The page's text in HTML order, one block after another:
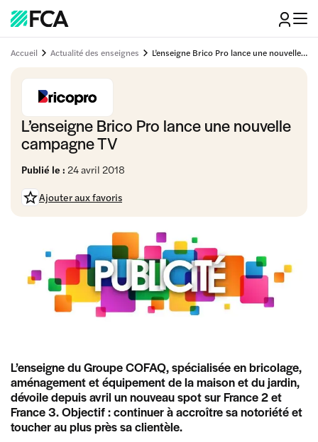
Accueil Actualité des enseignes L’enseigne Brico Pro lance une nouvelle campagne TV
L’enseigne Brico Pro lance une nouvelle
campagne TV
Publié le : 24 avril 2018
Ajouter aux favoris
L’enseigne du Groupe COFAQ, spécialisée en bricolage,
aménagement et équipement de la maison et du jardin,
dévoile depuis avril un nouveau spot sur France 2 et
France 3. Objectif : continuer à accroître sa notoriété et
toucher au plus près sa clientèle.